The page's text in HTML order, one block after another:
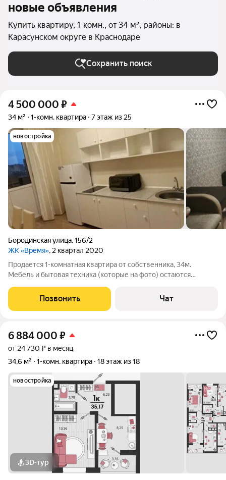
новые объявления
Купить квартиру, 1-комн., от 34 м², районы: в
Карасунском округе в Краснодаре
Сохранить поиск
4 500 000 ₽
34 м² 1-комн. квартира 7 этаж из 25
новостройка
Бородинская улица,156/2
ЖК «Время», 2 квартал 2020
Продается 1-комнатная квартира от собственника, 34м.
Мебель и бытовая техника (которые на фото) остаются
закрытая территория, IP-домофон, круглосуточное
видеонаблюдение по периметру, современные
Позвонить Чат
6 884 000 ₽
от 24 730 ₽ в месяц
34,6 м²
1-комн. квартира 18 этаж из 18
новостройка
3D-тур